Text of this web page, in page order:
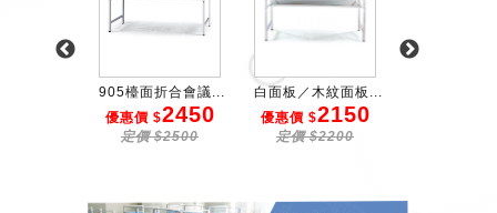
905檯面折合會議...
優惠價 $2450
定價 $2500
白面板／木紋面板...
優惠價 $2150
定價 $2200